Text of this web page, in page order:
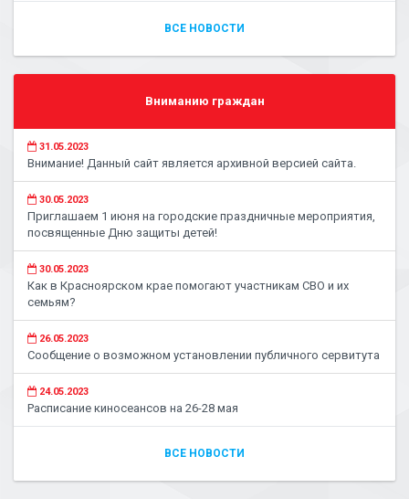
ВСЕ НОВОСТИ
Вниманию граждан
31.05.2023
Внимание! Данный сайт является архивной версией сайта.
30.05.2023
Приглашаем 1 июня на городские праздничные мероприятия,
посвященные Дню защиты детей!
30.05.2023
Как в Красноярском крае помогают участникам СВО и их
семьям?
26.05.2023
Сообщение о возможном установлении публичного сервитута
24.05.2023
Расписание киносеансов на 26-28 мая
ВСЕ НОВОСТИ